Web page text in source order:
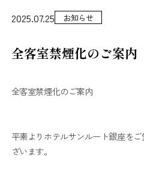
2025.07.25 お知らせ
全客室禁煙化のご案内
全客室禁煙化のご案内
平素よりホテルサンルート銀座を
ざいます。